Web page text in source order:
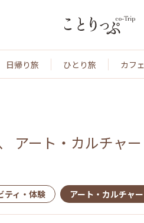
日帰り旅 ひとり旅 カフェ
アート・カルチャー
ティ・体験 アート・カルチャー